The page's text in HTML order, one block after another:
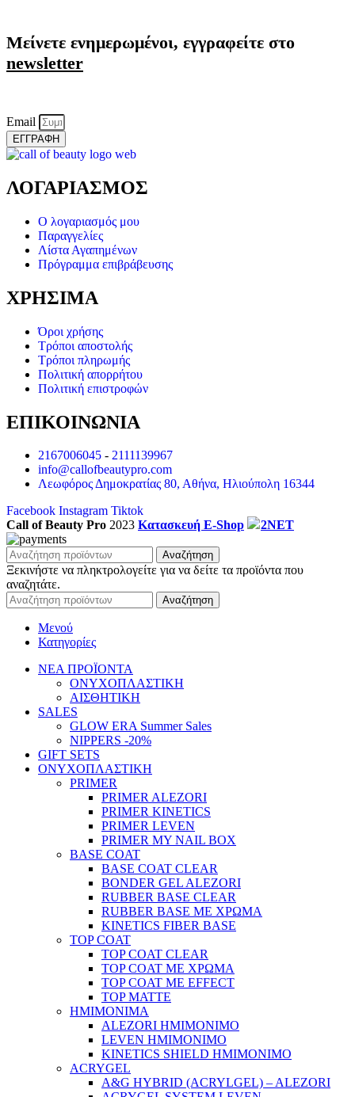
Μείνετε ενημερωμένοι, εγγραφείτε στο
newsletter
Email
ΕΓΓΡΑΦΗ
ΛΟΓΑΡΙΑΣΜΟΣ
Ο λογαριασμός μου
Παραγγελίες
Λίστα Αγαπημένων
Πρόγραμμα επιβράβευσης
ΧΡΗΣΙΜΑ
Όροι χρήσης
Τρόποι αποστολής
Τρόποι πληρωμής
Πολιτική απορρήτου
Πολιτική επιστροφών
ΕΠΙΚΟΙΝΩΝΙΑ
2167006045 - 2111139967
info@callofbeautypro.com
Λεωφόρος Δημοκρατίας 80, Αθήνα, Ηλιούπολη 16344
Facebook Instagram Tiktok
Call of Beauty Pro 2023 Κατασκευή E-Shop 2NET
Αναζήτηση
Ξεκινήστε να πληκτρολογείτε για να δείτε τα προϊόντα που
αναζητάτε.
Αναζήτηση
Μενού
Κατηγορίες
ΝΕΑ ΠΡΟΪΟΝΤΑ
ΟΝΥΧΟΠΛΑΣΤΙΚΗ
ΑΙΣΘΗΤΙΚΗ
SALES
GLOW ERA Summer Sales
NIPPERS -20%
GIFT SETS
ΟΝΥΧΟΠΛΑΣΤΙΚΗ
PRIMER
PRIMER ALEZORI
PRIMER KINETICS
PRIMER LEVEN
PRIMER MY NAIL BOX
BASE COAT
BASE COAT CLEAR
BONDER GEL ALEZORI
RUBBER BASE CLEAR
RUBBER BASE ΜΕ ΧΡΩΜΑ
KINETICS FIBER BASE
TOP COAT
TOP COAT CLEAR
TOP COAT ΜΕ ΧΡΩΜΑ
TOP COAT ΜΕ EFFECT
TOP MATTE
ΗΜΙΜΟΝΙΜΑ
ALEZORI ΗΜΙΜΟΝΙΜΟ
LEVEN ΗΜΙΜΟΝΙΜΟ
KINETICS SHIELD ΗΜΙΜΟΝΙΜΟ
ACRYGEL
A&G HYBRID (ACRYLGEL) – ALEZORI